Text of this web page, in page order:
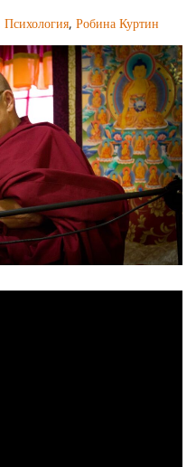
Психология, Робина Куртин